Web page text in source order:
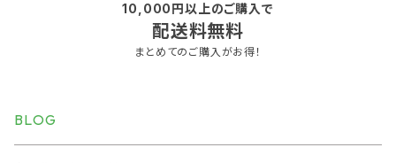
10,000円以上のご購入で
配送料無料
まとめてのご購入がお得！
BLOG